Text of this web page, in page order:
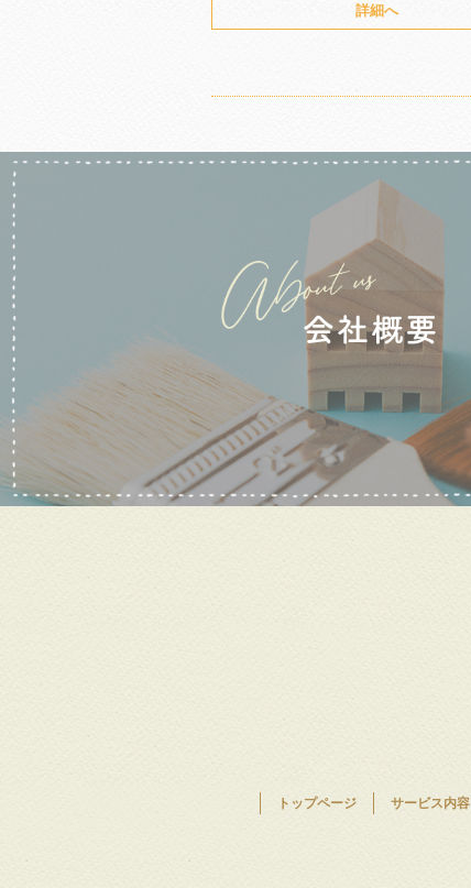
詳細へ
トップページ サービス内容